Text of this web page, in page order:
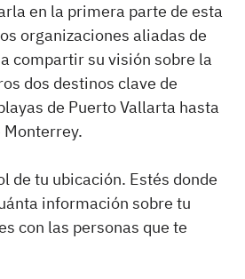
en la primera parte de esta
organizaciones aliadas de
compartir su visión sobre la
dos destinos clave de
de Puerto Vallarta hasta
Monterrey.
de tu ubicación. Estés donde
información sobre tu
con las personas que te